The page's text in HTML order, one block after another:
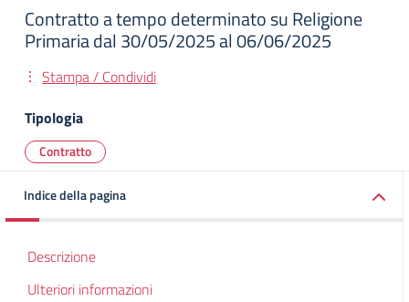
Contratto a tempo determinato su Religione
Primaria dal 30/05/2025 al 06/06/2025
Stampa / Condividi
Tipologia
Contratto
Indice della pagina
Descrizione
Ulteriori informazioni